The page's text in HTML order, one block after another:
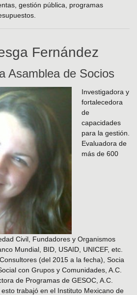
gestión pública, programas
Fernández
Asamblea de Socios
Investigadora y
fortalecedora
de
capacidades
para la gestión.
Evaluadora de
más de 600
Civil, Fundadores y Organismos
Mundial, BID, USAID, UNICEF, etc.
(del 2015 a la fecha), Socia
con Grupos y Comunidades, A.C.
de Programas de GESOC, A.C.
trabajó en el Instituto Mexicano de